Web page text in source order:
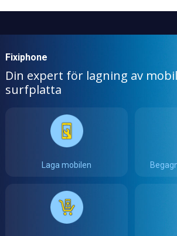
Fixiphone
Din expert för lagning av
surfplatta
Laga mobilen